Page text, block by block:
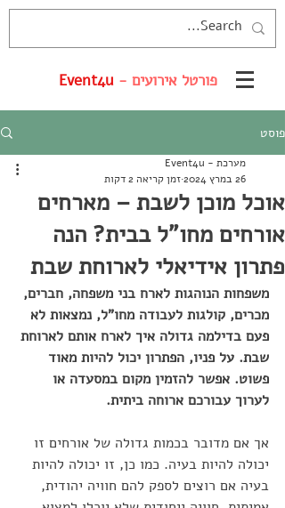
פורטל אירועים - Event4u
פוסט
אוכל מוכן לשבת – מארחים
אורחים מחו"ל בבית? הנה
פתרון אידיאלי לארוחת שבת
מערכת - Event4u
26 במרץ 2024
זמן קריאה 2 דקות
משפחות הנוהגות לארח בני משפחה, חברים,
מכרים, קולגות לעבודה מחו"ל, נמצאות לא
פעם בדילמה גדולה איך לארח אותם לארוחת
שבת. על פניו, הפתרון יכול להיות מאוד
פשוט. אפשר להזמין מקום במסעדה או
לערוך עבורכם ארוחה ביתית.
אך אם מדובר בכמות גדולה של אורחים זו
יכולה להיות בעיה. כמו כן, זו יכולה להיות
בעיה אם רוצים לספק להם חוויה יהודית,